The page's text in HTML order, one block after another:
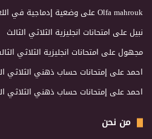
Olfa mahroukعلى وضعية إدماجية في
نبيلعلى امتحانات انجليزية الثلاثي الثالث
مجهولعلى امتحانات انجليزية الثلاثي
احمدعلى إمتحانات حساب ذهني الثلاثي
احمدعلى إمتحانات حساب ذهني الثلاثي
من نحن